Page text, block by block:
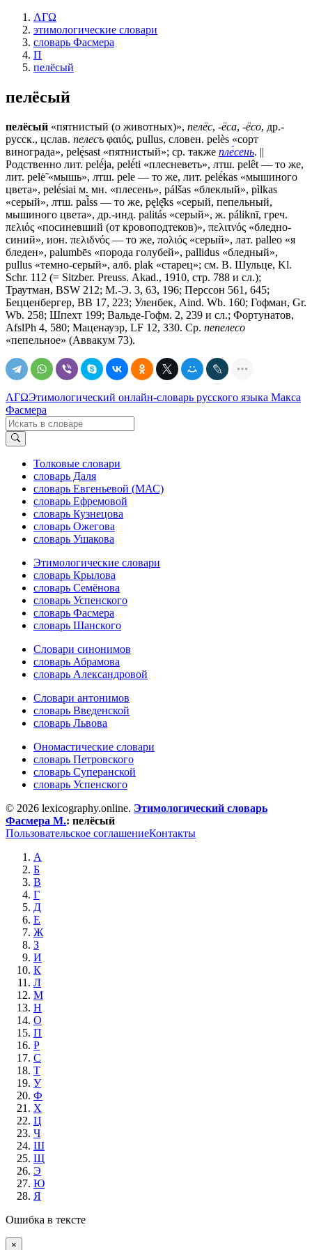
ΛΓΩ
этимологические словари
словарь Фасмера
П
пелёсый
пелёсый
пелёсый «пятнистый (о животных)», пелёс, -ёса, -ёсо, др.-
русск., цслав. пелесъ φαιός, pullus, словен. реlès «сорт
винограда», pelę́sast «пятнистый»; ср. также пле́сень. ||
Родственно лит. реlė́jа, pelė́ti «плесневеть», лтш. реlêt — то же,
лит. реlė̃ «мышь», лтш. реlе — то же, лит. реlė́kаs «мышиного
цвета», pelė́siai м. мн. «плесень», рálšаs «блеклый», pìlkas
«серый», лтш. раl̃ss — то же, pęlę̂ks «серый, пепельный,
мышиного цвета», др.-инд. palitás «серый», ж. páliknī, греч.
πελιός «посиневший (от кровоподтеков)», πελιτνός «бледно-
синий», ион. πελιδνός — то же, πολιός «серый», лат. раllео «я
бледен», palumbēs «порода голубей», pallidus «бледный»,
pullus «темно-серый», алб. рlаk «старец»; см. В. Шульце, Kl.
Schr. 112 (= Sitzber. Preuss. Аkаd., 1910, стр. 788 и сл.);
Траутман, ВSW 212; М.-Э. 3, 63, 196; Перссон 561, 645;
Бецценбергер, ВВ 17, 223; Уленбек, Aind. Wb. 160; Гофман, Gr.
Wb. 258; Шпехт 199; Вальде-Гофм. 2, 239 и сл.; Фортунатов,
AfslPh 4, 580; Маценауэр, LF 12, 330. Ср. пепелесо
«пепельное» (Аввакум 73).
ΛΓΩЭтимологический онлайн-словарь русского языка Макса
Фасмера
Толковые словари
словарь Даля
словарь Евгеньевой (МАС)
словарь Ефремовой
словарь Кузнецова
словарь Ожегова
словарь Ушакова
Этимологические словари
словарь Крылова
словарь Семёнова
словарь Успенского
словарь Фасмера
словарь Шанского
Словари синонимов
словарь Абрамова
словарь Александровой
Словари антонимов
словарь Введенской
словарь Львова
Ономастические словари
словарь Петровского
словарь Суперанской
словарь Успенского
© 2026 lexicography.online. Этимологический словарь
Фасмера М.: пелёсый
Пользовательское соглашениеКонтакты
А
Б
В
Г
Д
Е
Ж
З
И
К
Л
М
Н
О
П
Р
С
Т
У
Ф
Х
Ц
Ч
Ш
Щ
Э
Ю
Я
Ошибка в тексте
×